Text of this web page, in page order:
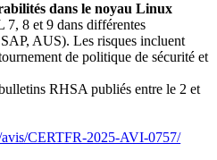
dans le noyau Linux
8 et 9 dans différentes
AUS). Les risques incluent
de politique de sécurité et
RHSA publiés entre le 2 et
CERTFR-2025-AVI-0757/